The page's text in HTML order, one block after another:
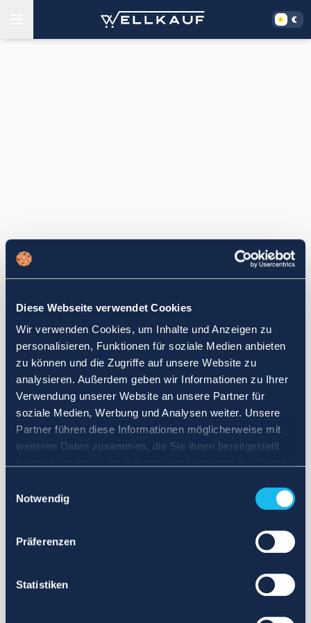
Diese Webseite verwendet Cookies
Wir verwenden Cookies, um Inhalte und Anzeigen zu
personalisieren, Funktionen für soziale Medien anbieten
zu können und die Zugriffe auf unsere Website zu
analysieren. Außerdem geben wir Informationen zu Ihrer
Verwendung unserer Website an unsere Partner für
soziale Medien, Werbung und Analysen weiter. Unsere
Partner führen diese Informationen möglicherweise mit
weiteren Daten zusammen, die Sie ihnen bereitgestellt
Notwendig
Präferenzen
Statistiken